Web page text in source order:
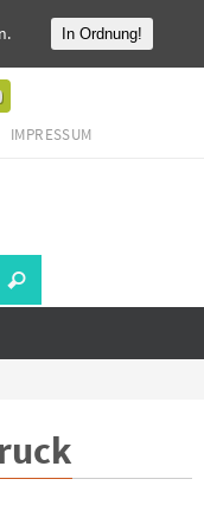
IMPRESSUM
In Ordnung!